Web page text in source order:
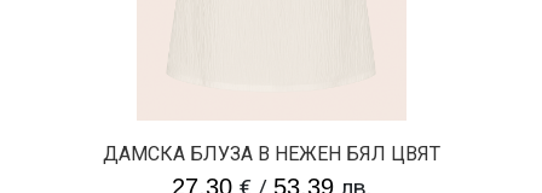
ДАМСКА БЛУЗА В НЕЖЕН БЯЛ ЦВЯТ
27.30 53.39